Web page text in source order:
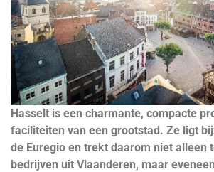
Hasselt is een charmante, compacte
faciliteiten van een grootstad. Ze ligt
de Euregio en trekt daarom niet alleen
bedrijven uit Vlaanderen, maar